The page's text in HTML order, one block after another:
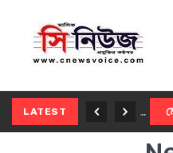
LATEST